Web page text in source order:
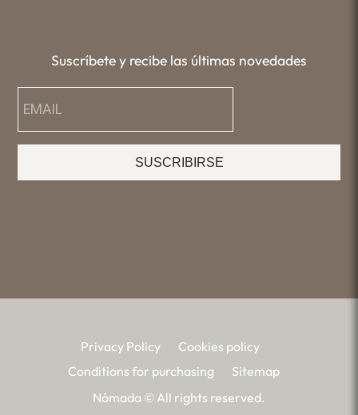
Suscríbete y recibe las últimas novedades
SUSCRIBIRSE
Privacy Policy
Cookies policy
Conditions for purchasing
Sitemap
Nómada © All rights reserved.